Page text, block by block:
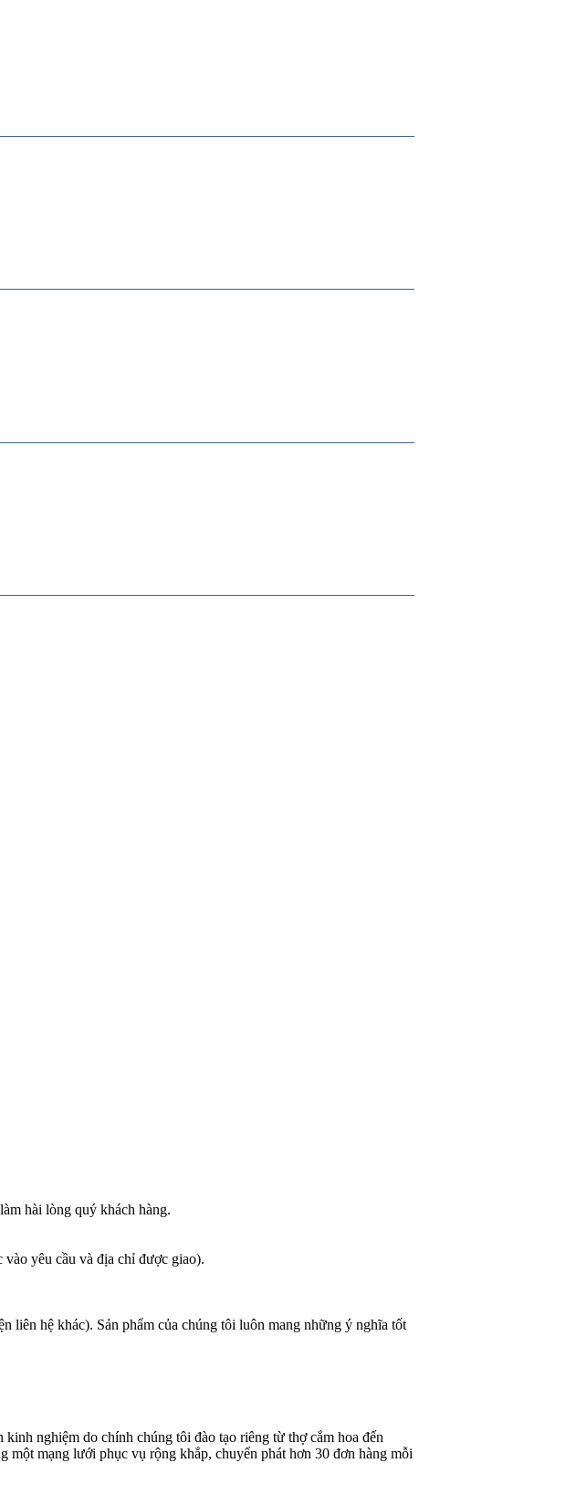
hài lòng quý khách hàng.
yêu cầu và địa chỉ được giao).
liên hệ khác). Sản phẩm của chúng tôi luôn mang những ý nghĩa tốt
kinh nghiệm do chính chúng tôi đào tạo riêng từ thợ cắm hoa đến
một mạng lưới phục vụ rộng khắp, chuyển phát hơn 30 đơn hàng mỗi